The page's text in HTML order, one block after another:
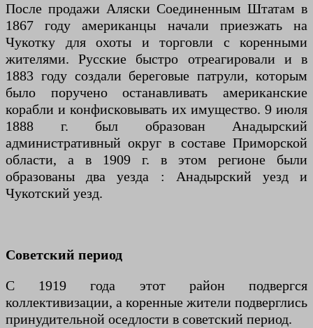
После продажи Аляски Соединенным Штатам в
1867 году американцы начали приезжать на
Чукотку для охоты и торговли с коренными
жителями. Русские быстро отреагировали и в
1883 году создали береговые патрули, которым
было поручено останавливать американские
корабли и конфисковывать их имущество. 9 июля
1888 г. был образован Анадырский
административный округ в составе Приморской
области, а в 1909 г. в этом регионе были
образованы два уезда : Анадырский уезд и
Чукотский уезд.
Советский период
С 1919 года этот район подвергся
коллективизации, а коренные жители подверглись
принудительной оседлости в советский период.